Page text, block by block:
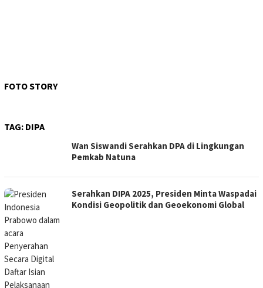
FOTO STORY
TAG: DIPA
Wan Siswandi Serahkan DPA di Lingkungan
Pemkab Natuna
Serahkan DIPA 2025, Presiden Minta Waspadai
Kondisi Geopolitik dan Geoekonomi Global